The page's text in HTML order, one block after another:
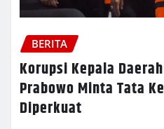
BERITA
Korupsi Kepala
Prabowo Minta Tata
Diperkuat